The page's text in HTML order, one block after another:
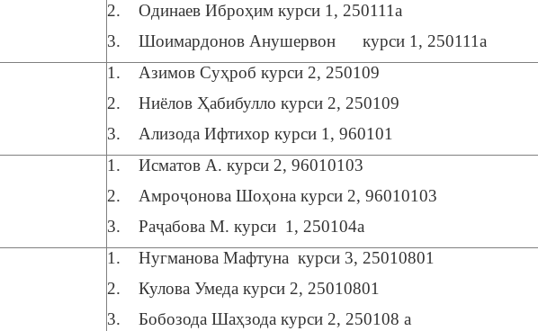
2. Одинаев Иброҳим курси 1, 250111а
3. Шоимардонов Анушервон курси 1, 250111а
1. Азимов Суҳроб курси 2, 250109
2. Ниёлов Ҳабибулло курси 2, 250109
3. Ализода Ифтихор курси 1, 960101
1. Исматов А. курси 2, 96010103
2. Амроҷонова Шоҳона курси 2, 96010103
3. Раҷабова М. курси 1, 250104а
1. Нугманова Мафтуна курси 3, 25010801
2. Кулова Умеда курси 2, 25010801
3. Бобозода Шаҳзода курси 2, 250108 а